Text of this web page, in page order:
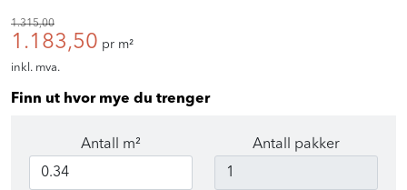
1.315,00
1.183,50 pr m²
inkl. mva.
Finn ut hvor mye du trenger
Antall m² Antall pakker